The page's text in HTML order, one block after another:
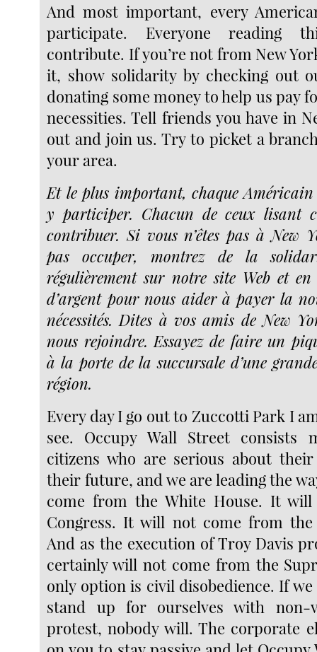
And most important, every
participate. Everyone reading
contribute. If you’re not from New
it, show solidarity by checking out
donating some money to help us pay
necessities. Tell friends you have in
out and join us. Try to picket a
your area.
Et le plus important, chaque
y participer. Chacun de ceux lisant
contribuer. Si vous n’êtes pas à New
pas occuper, montrez de la
régulièrement sur notre site Web et
d’argent pour nous aider à payer la
nécessités. Dites à vos amis de New
nous rejoindre. Essayez de faire un
à la porte de la succursale d’une
région.
Every day I go out to Zuccotti Park I
see. Occupy Wall Street consists
citizens who are serious about
their future, and we are leading the
come from the White House. It
Congress. It will not come from the
And as the execution of Troy Davis
certainly will not come from the
only option is civil disobedience. If we
stand up for ourselves with non-
protest, nobody will. The corporate